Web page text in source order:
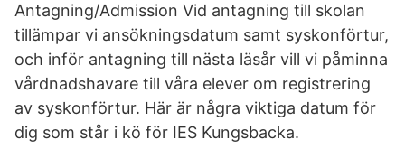
Antagning/Admission Vid antagning till skolan
tillämpar vi ansökningsdatum samt syskonförtur,
och inför antagning till nästa läsår vill vi påminna
vårdnadshavare till våra elever om registrering
av syskonförtur. Här är några viktiga datum för
dig som står i kö för IES Kungsbacka.